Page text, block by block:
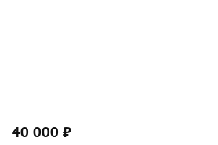
40 000 ₽